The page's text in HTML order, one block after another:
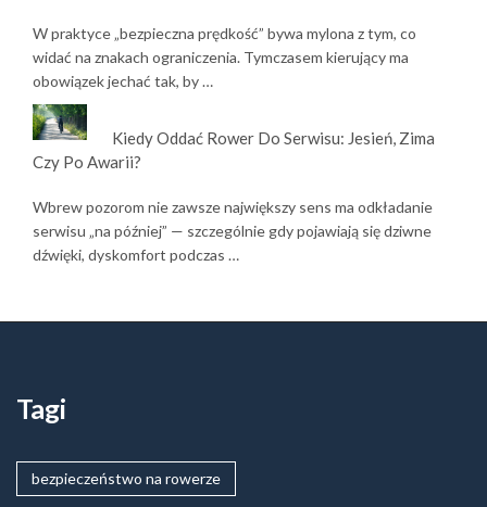
W praktyce „bezpieczna prędkość” bywa mylona z tym, co
widać na znakach ograniczenia. Tymczasem kierujący ma
obowiązek jechać tak, by …
Kiedy Oddać Rower Do Serwisu: Jesień, Zima
Czy Po Awarii?
Wbrew pozorom nie zawsze największy sens ma odkładanie
serwisu „na później” — szczególnie gdy pojawiają się dziwne
dźwięki, dyskomfort podczas …
Tagi
bezpieczeństwo na rowerze